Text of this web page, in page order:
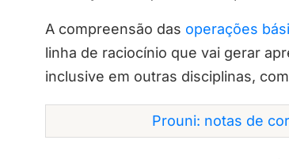
A compreensão das operações
linha de raciocínio que vai gerar
inclusive em outras disciplinas,
Prouni: notas de